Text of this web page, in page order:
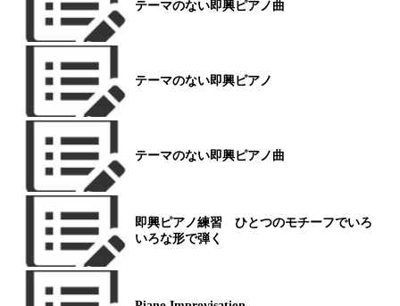
テーマのない即興ピアノ曲
テーマのない即興ピアノ
テーマのない即興ピアノ曲
即興ピアノ練習 ひとつのモチーフでいろ
いろな形で弾く